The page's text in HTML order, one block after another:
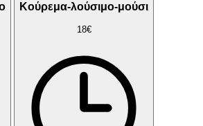
Κούρεμα-λούσιμο-μούσι
18€